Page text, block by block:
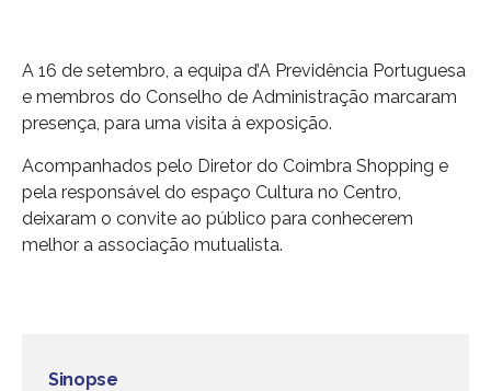
A 16 de setembro, a equipa d’A Previdência Portuguesa
e membros do Conselho de Administração marcaram
presença, para uma visita à exposição.
Acompanhados pelo Diretor do Coimbra Shopping e
pela responsável do espaço Cultura no Centro,
deixaram o convite ao público para conhecerem
melhor a associação mutualista.
Sinopse